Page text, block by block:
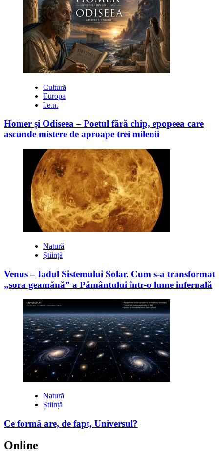
Cultură
Europa
î.e.n.
Homer și Odiseea – Poetul fără chip, epopeea care
ascunde mistere de aproape trei milenii
Natură
Știință
Venus – Iadul Sistemului Solar. Cum s-a transformat
„sora geamănă” a Pământului într-o lume infernală
Natură
Știință
Ce formă are, de fapt, Universul?
Online